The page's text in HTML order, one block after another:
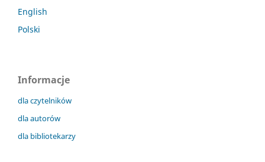
English
Polski
Informacje
dla czytelników
dla autorów
dla bibliotekarzy